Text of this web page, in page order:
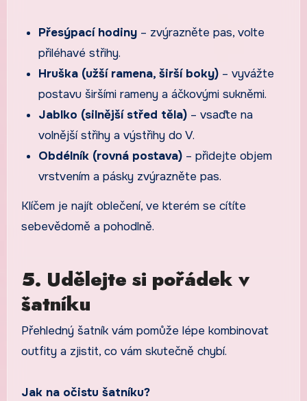
Přesýpací hodiny – zvýrazněte pas, volte
přiléhavé střihy.
Hruška (užší ramena, širší boky) – vyvážte
postavu širšími rameny a áčkovými sukněmi.
Jablko (silnější střed těla) – vsaďte na
volnější střihy a výstřihy do V.
Obdélník (rovná postava) – přidejte objem
vrstvením a pásky zvýrazněte pas.
Klíčem je najít oblečení, ve kterém se cítíte
sebevědomě a pohodlně.
5. Udělejte si pořádek v
šatníku
Přehledný šatník vám pomůže lépe kombinovat
outfity a zjistit, co vám skutečně chybí.
Jak na očistu šatníku?